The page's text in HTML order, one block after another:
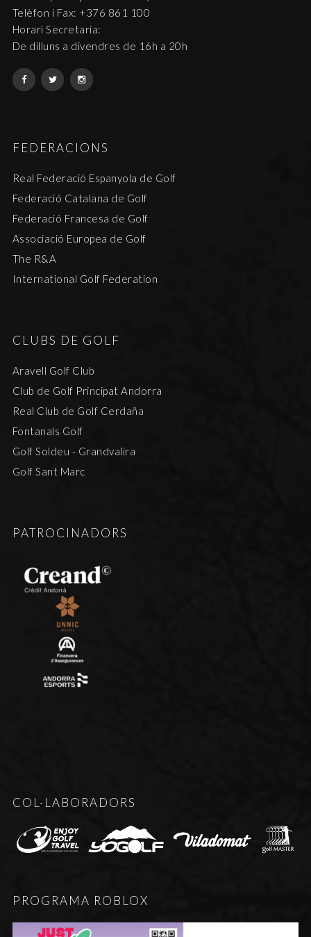
Telèfon i Fax: +376 861 100
Horari Secretaria:
De dilluns a divendres de 16h a 20h
FEDERACIONS
Real Federació Espanyola de Golf
Federació Catalana de Golf
Federació Francesa de Golf
Associació Europea de Golf
The R&A
International Golf Federation
CLUBS DE GOLF
Aravell Golf Club
Club de Golf Principat Andorra
Real Club de Golf Cerdaña
Fontanals Golf
Golf Soldeu - Grandvalira
Golf Sant Marc
PATROCINADORS
COL·LABORADORS
PROGRAMA ROBLOX